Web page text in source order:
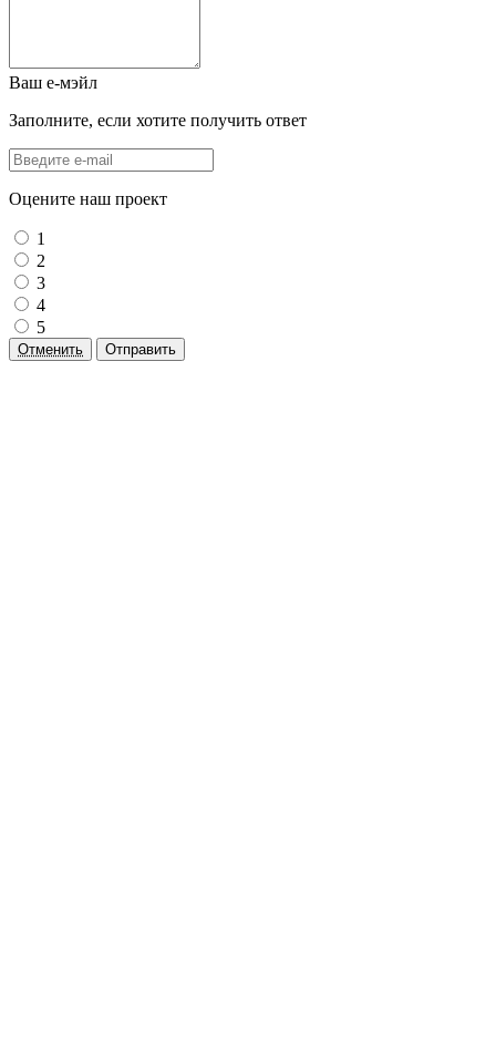
Ваш е-мэйл
Заполните, если хотите получить ответ
Оцените наш проект
1
2
3
4
5
Отменить Отправить